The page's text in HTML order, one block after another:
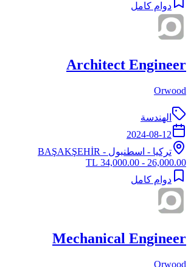
دوام كامل
Architect Engineer
Orwood
الهندسة
2024-08-12
تركيا - اسطنبول - BAŞAKŞEHİR
26,000.00 - 34,000.00 TL
دوام كامل
Mechanical Engineer
Orwood